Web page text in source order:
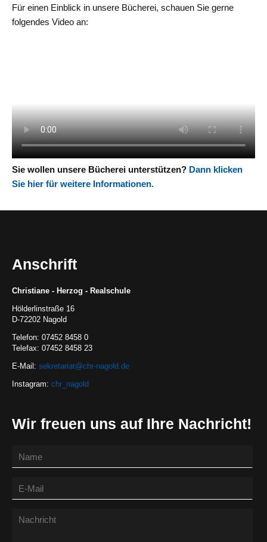
Für einen Einblick in unsere Bücherei, schauen Sie gerne
folgendes Video an:
Sie wollen unsere Bücherei unterstützen? Dann klicken
Sie hier für weitere Informationen.
Anschrift
Christiane - Herzog - Realschule
Hölderlinstraße 16
D-72202 Nagold
Telefon: 07452 8458 0
Telefax: 07452 8458 23
E-Mail: sekretariat@chr-nagold.de
Instagram: chr_nagold
Wir freuen uns auf Ihre Nachricht!